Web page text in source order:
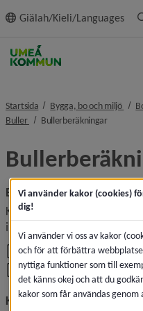
innehållet
Giälah/Kieli/Languages
Startsida Bygga, bo och miljö
Buller nivå i brödsmulenavigeringen
Bullerberäkningarnivå i
Bullerkartor för år 2025
Kartläggning av
industri i Umeå kommun.
Rapport Umeå
Rapport Umeå
Kartläggningen lägger
Vi använder kakor (cookies)
dig!
Vi använder vi oss av kakor
och för att förbättra
nyttiga funktioner som till
det känns okej och att du
kakor som får användas